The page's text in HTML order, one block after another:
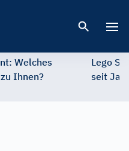
Welches
Ihnen?
Lego
seit